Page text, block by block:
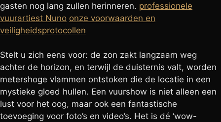
gasten nog lang zullen herinneren. professionele
vuurartiest Nuno onze voorwaarden en
veiligheidsprotocollen
Stelt u zich eens voor: de zon zakt langzaam weg
achter de horizon, en terwijl de duisternis valt, worden
metershoge vlammen ontstoken die de locatie in een
mystieke gloed hullen. Een vuurshow is niet alleen een
lust voor het oog, maar ook een fantastische
toevoeging voor foto’s en video’s. Het is dé ‘wow-